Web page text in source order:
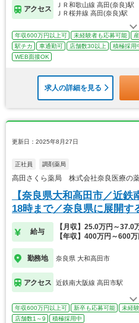
アクセス
ＪＲ和歌山線 高田(奈良)駅
ＪＲ桜井線 高田(奈良)駅
年収600万円以上可 未経験者も応募可能
駅チカ
車通勤可 店舗数30以上 積極採用
WEB面接OK
求人の詳細を見る
更新日：2025年8月27日
正社員 調剤薬局
高田さくら薬局 株式会社奈良医療の
【奈良県大和高田市／近
18時まで／奈良県に展開す
す
給与
【月収】25.0万円～
【年収】400万円～600
勤務地 奈良県 大和高田市
アクセス 近鉄南大阪線 高田市駅
年収600万円以上可 新卒も応募可能 未経
店舗数1～9
積極採用中